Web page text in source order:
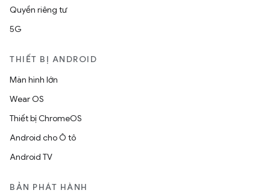
Quyền riêng tư
5G
THIẾT BỊ ANDROID
Màn hình lớn
Wear OS
Thiết bị ChromeOS
Android cho Ô tô
Android TV
BẢN PHÁT HÀNH